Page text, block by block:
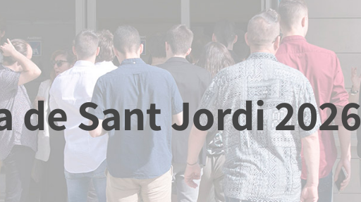
de Sant Jordi 2026